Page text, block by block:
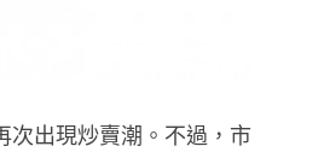
出現炒賣潮。不過，市